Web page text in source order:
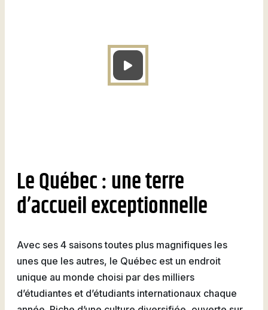
Le Québec : une terre
d’accueil exceptionnelle
Avec ses 4 saisons toutes plus magnifiques les
unes que les autres, le Québec est un endroit
unique au monde choisi par des milliers
d’étudiantes et d’étudiants internationaux chaque